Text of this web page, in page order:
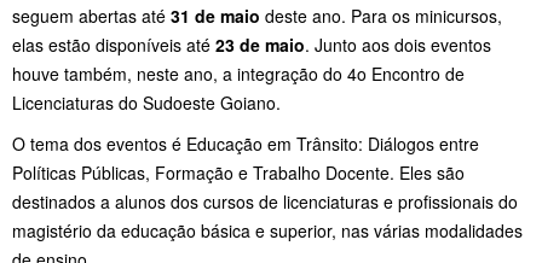
seguem abertas até 31 de maio deste ano. Para os minicursos,
elas estão disponíveis até 23 de maio. Junto aos dois eventos
houve também, neste ano, a integração do 4o Encontro de
Licenciaturas do Sudoeste Goiano.
O tema dos eventos é Educação em Trânsito: Diálogos entre
Políticas Públicas, Formação e Trabalho Docente. Eles são
destinados a alunos dos cursos de licenciaturas e profissionais do
magistério da educação básica e superior, nas várias modalidades